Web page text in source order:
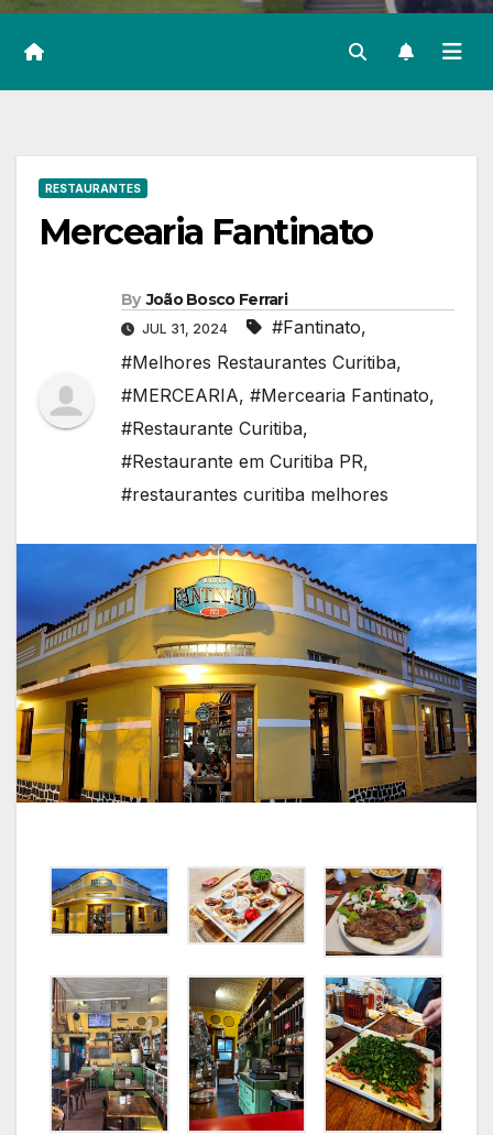
RESTAURANTES
Mercearia Fantinato
By João Bosco Ferrari
JUL 31, 2024 #Fantinato,
#Melhores Restaurantes Curitiba,
#MERCEARIA, #Mercearia Fantinato,
#Restaurante Curitiba,
#Restaurante em Curitiba PR,
#restaurantes curitiba melhores